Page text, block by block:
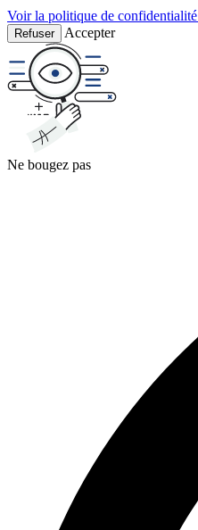
Voir la politique de confidentialité
Refuser Accepter
Ne bougez pas